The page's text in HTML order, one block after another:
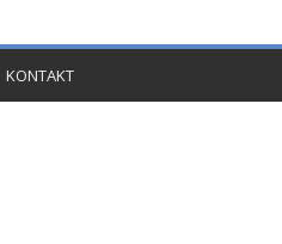
KONTAKT